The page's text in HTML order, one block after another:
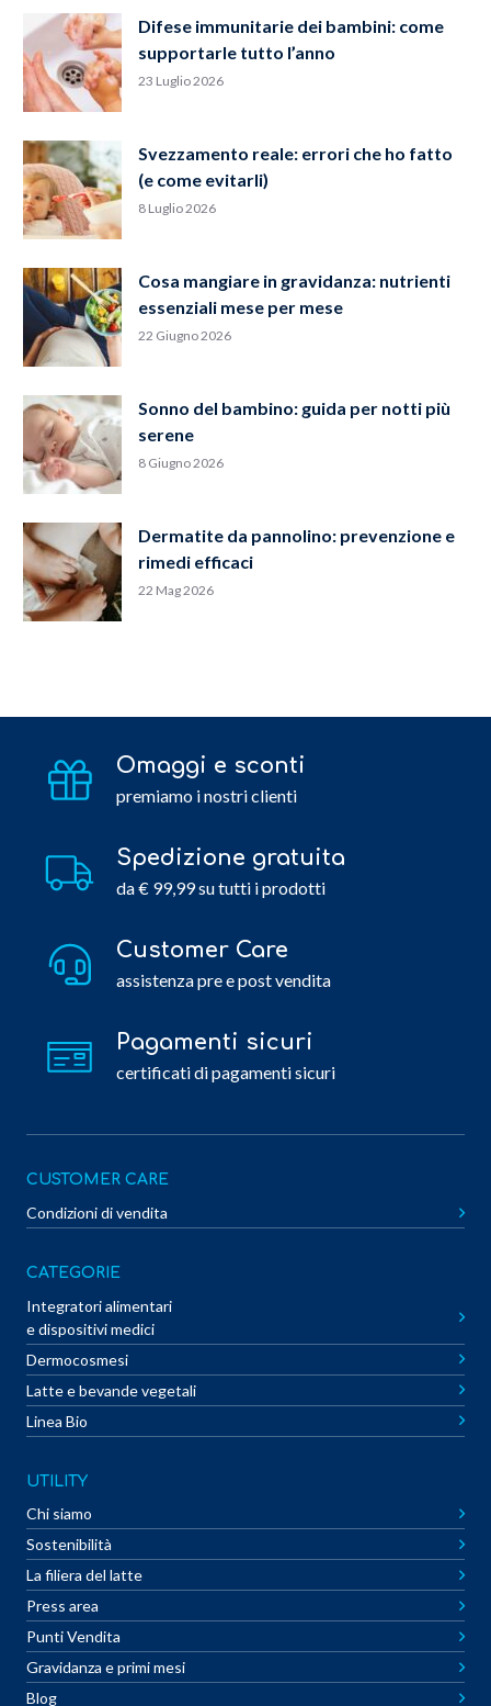
Difese immunitarie dei bambini: come
supportarle tutto l’anno
23 Luglio 2026
Svezzamento reale: errori che ho fatto
(e come evitarli)
8 Luglio 2026
Cosa mangiare in gravidanza: nutrienti
essenziali mese per mese
22 Giugno 2026
Sonno del bambino: guida per notti più
serene
8 Giugno 2026
Dermatite da pannolino: prevenzione e
rimedi efficaci
22 Mag 2026
Omaggi e sconti
premiamo i nostri clienti
Spedizione gratuita
da € 99,99 su tutti i prodotti
Customer Care
assistenza pre e post vendita
Pagamenti sicuri
certificati di pagamenti sicuri
CUSTOMER CARE
Condizioni di vendita
CATEGORIE
Integratori alimentari
e dispositivi medici
Dermocosmesi
Latte e bevande vegetali
Linea Bio
UTILITY
Chi siamo
Sostenibilità
La filiera del latte
Press area
Punti Vendita
Gravidanza e primi mesi
Blog